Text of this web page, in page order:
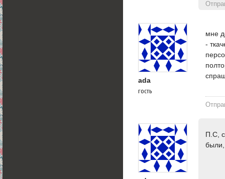
ada
гость
мне
-
П.С,
были,